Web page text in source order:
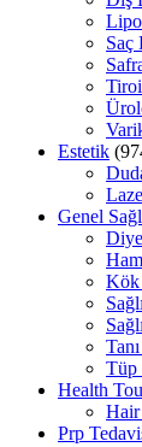
Saç
Estetik
Genel
Kök
Tüp
Health
Hair
Prp